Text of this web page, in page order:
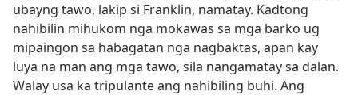
ubayng tawo, lakip si Franklin, namatay. Kadtong
nahibilin mihukom nga mokawas sa mga barko ug
mipaingon sa habagatan nga nagbaktas, apan kay
luya na man ang mga tawo, sila nangamatay sa dalan.
Walay usa ka tripulante ang nahibiling buhi. Ang